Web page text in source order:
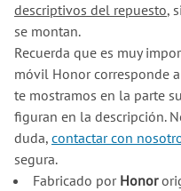
descriptivos del repuesto,
se montan.
Recuerda que es muy
móvil Honor corresponde
te mostramos en la parte
figuran en la descripción.
duda, contactar con
segura.
Fabricado por Honor